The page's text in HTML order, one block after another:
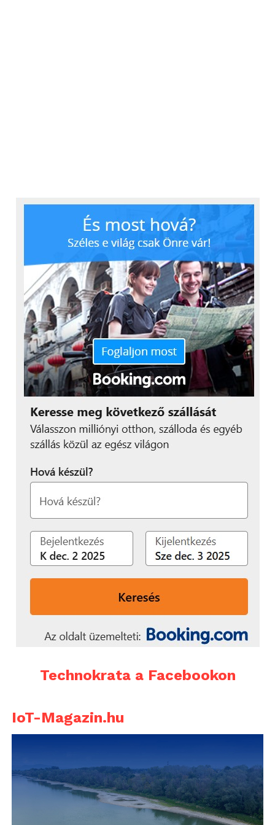
Technokrata a Facebookon
IoT-Magazin.hu